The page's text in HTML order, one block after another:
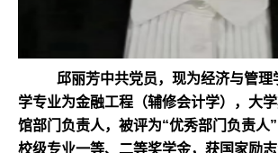
邱丽芳中共党员，现为经济与管理
学专业为金融工程（辅修会计学），大
馆部门负责人，被评为“优秀部门负责人”
校级专业一等、二等奖学金，获国家励